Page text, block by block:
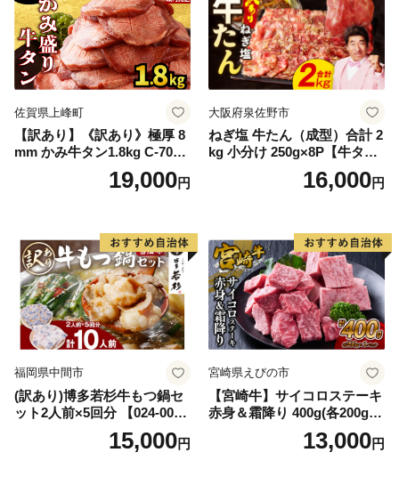
佐賀県上峰町
【訳あり】《訳あり》極厚 8
mm かみ牛タン1.8kg C-709-
19,000円
大阪府泉佐野市
ねぎ塩 牛たん（成型）合計 2
kg 小分け 250g×8P【牛タン
牛肉 焼肉用 薄切り 訳あり サ
16,000円
福岡県中間市
(訳あり)博多若杉牛もつ鍋セ
ット2人前×5回分 【024-002
15,000円
宮崎県えびの市
【宮崎牛】サイコロステーキ
赤身＆霜降り 400g(各200g×
１P 計2P) 真空パック 冷凍
13,000円